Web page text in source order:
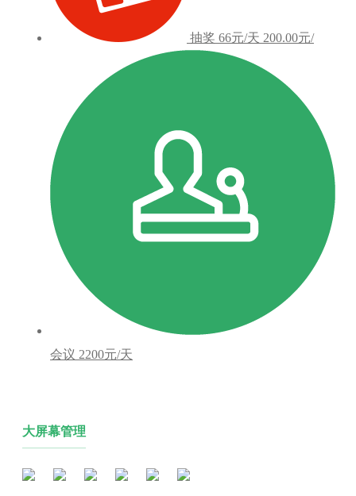
抽奖 66元/天 200.00元/
会议 2200元/天
大屏幕管理